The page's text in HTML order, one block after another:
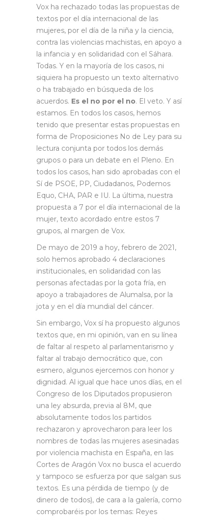
Vox ha rechazado todas las propuestas de
textos por el día internacional de las
mujeres, por el día de la niña y la ciencia,
contra las violencias machistas, en apoyo a
la infancia y en solidaridad con el Sáhara.
Todas. Y en la mayoría de los casos, ni
siquiera ha propuesto un texto alternativo
o ha trabajado en búsqueda de los
acuerdos. Es el no por el no. El veto. Y así
estamos. En todos los casos, hemos
tenido que presentar estas propuestas en
forma de Proposiciones No de Ley para su
lectura conjunta por todos los demás
grupos o para un debate en el Pleno. En
todos los casos, han sido aprobadas con el
Sí de PSOE, PP, Ciudadanos, Podemos
Equo, CHA, PAR e IU. La última, nuestra
propuesta a 7 por el día internacional de la
mujer, texto acordado entre estos 7
grupos, al margen de Vox.
De mayo de 2019 a hoy, febrero de 2021,
solo hemos aprobado 4 declaraciones
institucionales, en solidaridad con las
personas afectadas por la gota fría, en
apoyo a trabajadores de Alumalsa, por la
jota y en el día mundial del cáncer.
Sin embargo, Vox sí ha propuesto algunos
textos que, en mi opinión, van en su línea
de faltar al respeto al parlamentarismo y
faltar al trabajo democrático que, con
esmero, algunos ejercemos con honor y
dignidad. Al igual que hace unos días, en el
Congreso de los Diputados propusieron
una ley absurda, previa al 8M, que
absolutamente todos los partidos
rechazaron y aprovecharon para leer los
nombres de todas las mujeres asesinadas
por violencia machista en España, en las
Cortes de Aragón Vox no busca el acuerdo
y tampoco se esfuerza por que salgan sus
textos. Es una pérdida de tiempo (y de
dinero de todos), de cara a la galería, como
comprobaréis por los temas: Reyes